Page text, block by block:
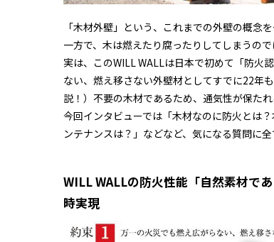
「木材外壁」という、これまでの外壁の概念
一方で、木は燃えたり腐ったりしてしまうの
実は、このWILL WALLは日本で初めて「防火
ない、燃え移さない外壁材としてすでに22年
説！）不要の木材であるため、通気性が保た
今回インタビューでは「木材なのに防火とは
ンテナンスは？」などなど、気になる質問に全
WILL WALLの防火性能「自然素材で
時実現